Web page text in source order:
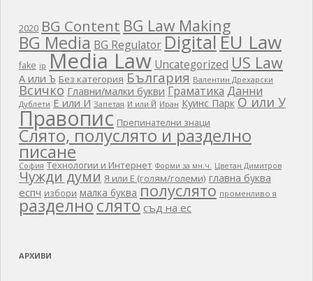
2020 BG Content BG Law Making
BG Media BG RegulatorDigitalEU Law
fake ip Media Law Uncategorized US Law
А или Ъ Без категория България Валентин Дрехарски
Всичко Главни/малки букви Граматика Данни
Дублети Е или И Запетая И или Й Иран Куинс Парк О или У
Правопис Препинателни знаци
Слято, полуслято и разделно
писане
София Технологии и Интернет Форми за мн.ч. Цветан Димитров
Чужди думи Я или Е (голям/големи) главна буква
еспч избори малка буква полуслято променливо я
разделнослято съд на ес
АРХИВИ